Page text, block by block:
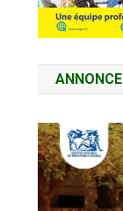
ANNONCE